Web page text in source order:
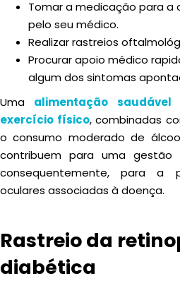
Tomar a medicação para a
pelo seu médico.
Realizar rastreios
Procurar apoio médico
algum dos sintomas
Uma alimentação saudável
exercício físico, combinadas
o consumo moderado de
contribuem para uma
consequentemente, para a
oculares associadas à doença.
Rastreio da
diabética